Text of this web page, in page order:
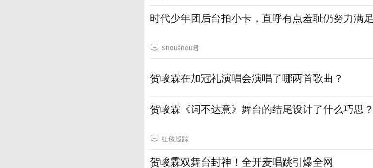
时代少年团后台拍小卡，直呼有点羞耻仍努力满足
Shoushou君
贺峻霖在加冠礼演唱会演唱了哪两首歌曲？
贺峻霖《词不达意》舞台的结尾设计了什么巧思？
红毯巡踪
贺峻霖双舞台封神！全开麦唱跳引爆全网